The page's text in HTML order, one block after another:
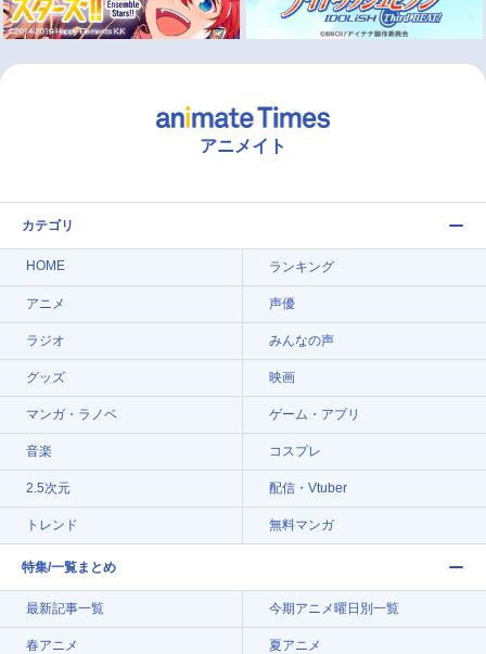
アニメイト
カテゴリ
HOME ランキング
アニメ 声優
ラジオ みんなの声
グッズ 映画
マンガ・ラノベ ゲーム・アプリ
音楽 コスプレ
2.5次元 配信・Vtuber
トレンド 無料マンガ
特集/一覧まとめ
最新記事一覧 今期アニメ曜日別一覧
春アニメ 夏アニメ